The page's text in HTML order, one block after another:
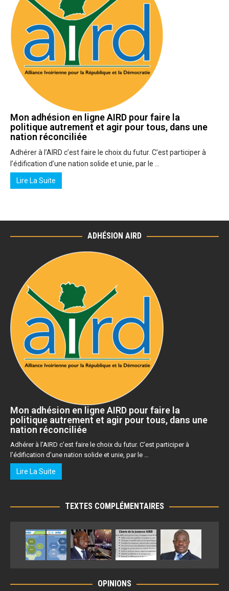
Mon adhésion en ligne AIRD pour faire la
politique autrement et agir pour tous, dans une
nation réconciliée
Adhérer à l’AIRD c’est faire le choix du futur. C’est participer à
l’édification d’une nation solide et unie, par le …
Lire La Suite
ADHÉSION AIRD
Mon adhésion en ligne AIRD pour faire la
politique autrement et agir pour tous, dans une
nation réconciliée
Adhérer à l’AIRD c’est faire le choix du futur. C’est participer à
l’édification d’une nation solide et unie, par le …
Lire La Suite
TEXTES COMPLÉMENTAIRES
OPINIONS